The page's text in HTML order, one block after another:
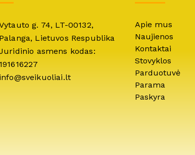
g. 74, LT-00132,
Palanga, Lietuvos Respublika
asmens kodas:
191616227
info@sveikuoliai.lt
Apie mus
Naujienos
Kontaktai
Stovyklos
Parduotuvė
Parama
Paskyra